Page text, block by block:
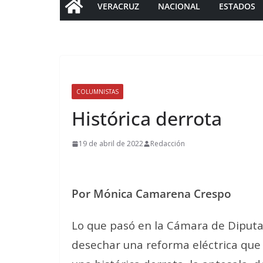
VERACRUZ NACIONAL ESTADOS
COLUMNISTAS
Histórica derrota
19 de abril de 2022 Redacción
Por Mónica Camarena Crespo
Lo que pasó en la Cámara de
desechar una reforma eléctrica